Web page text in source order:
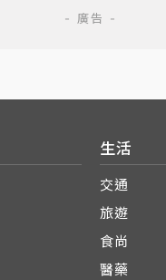
生活
交通
旅遊
食尚
醫藥